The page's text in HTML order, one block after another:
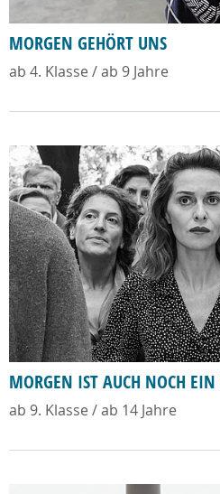
MORGEN GEHÖRT UNS
ab 4. Klasse / ab 9 Jahre
MORGEN IST AUCH NOCH EIN
ab 9. Klasse / ab 14 Jahre